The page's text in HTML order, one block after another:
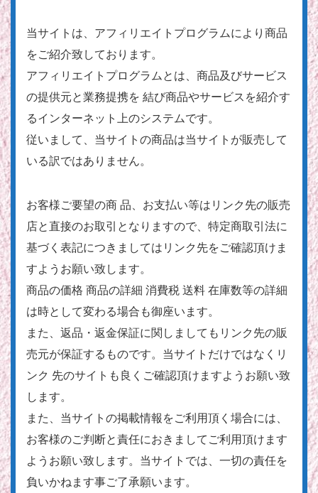
当サイトは、アフィリエイトプログラムにより商品
をご紹介致しております。
アフィリエイトプログラムとは、商品及びサービス
の提供元と業務提携を 結び商品やサービスを紹介す
るインターネット上のシステムです。
従いまして、当サイトの商品は当サイトが販売して
いる訳ではありません。
お客様ご要望の商 品、お支払い等はリンク先の販売
店と直接のお取引となりますので、特定商取引法に
基づく表記につきましてはリンク先をご確認頂けま
すようお願い致します。
商品の価格 商品の詳細 消費税 送料 在庫数等の詳細
は時として変わる場合も御座います。
また、返品・返金保証に関しましてもリンク先の販
売元が保証するものです。当サイトだけではなくリ
ンク 先のサイトも良くご確認頂けますようお願い致
します。
また、当サイトの掲載情報をご利用頂く場合には、
お客様のご判断と責任におきましてご利用頂けます
ようお願い致します。当サイトでは、一切の責任を
負いかねます事ご了承願います。